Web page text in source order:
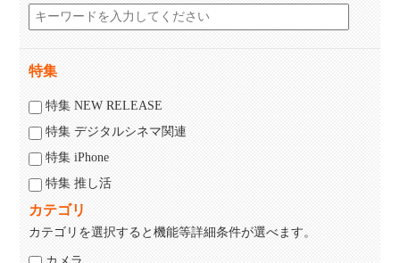
特集
特集 NEW RELEASE
特集 デジタルシネマ関連
特集 iPhone
特集 推し活
カテゴリ
カテゴリを選択すると機能等詳細条件が選べます。